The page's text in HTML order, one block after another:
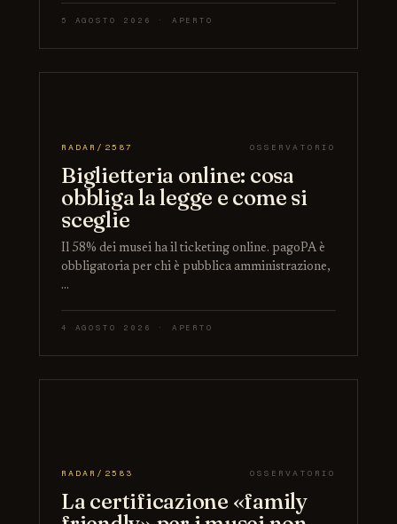
5 AGOSTO 2026 · APERTO
RADAR/2587 OSSERVATORIO
Biglietteria online: cosa
obbliga la legge e come si
sceglie
Il 58% dei musei ha il ticketing online. pagoPA è
obbligatoria per chi è pubblica amministrazione,
…
4 AGOSTO 2026 · APERTO
RADAR/2583 OSSERVATORIO
La certificazione «family